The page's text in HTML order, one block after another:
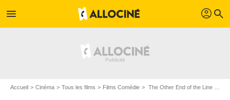
menu profil search
Accueil Cinéma Tous les films Films Comédie The Other End of the Line de James Dodson